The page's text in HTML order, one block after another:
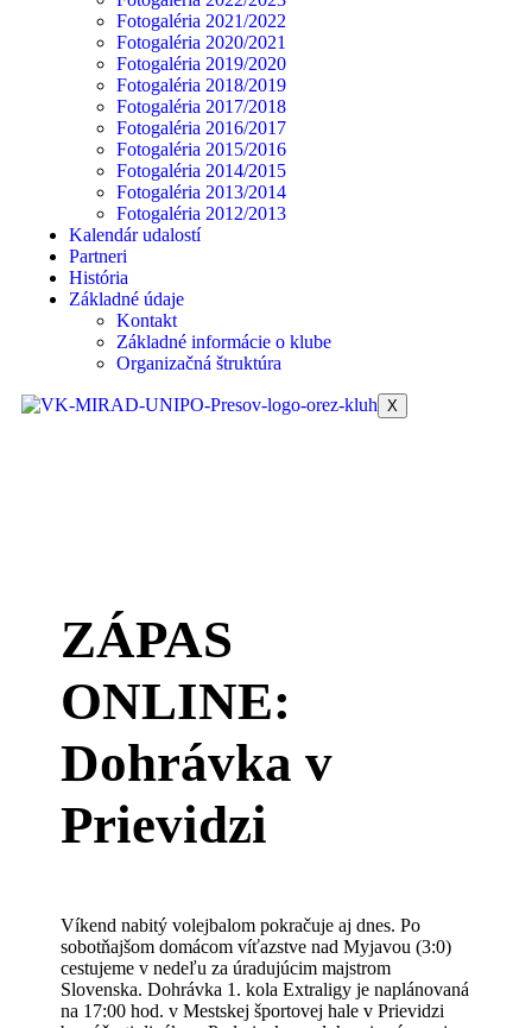
Fotogaléria 2021/2022
Fotogaléria 2020/2021
Fotogaléria 2019/2020
Fotogaléria 2018/2019
Fotogaléria 2017/2018
Fotogaléria 2016/2017
Fotogaléria 2015/2016
Fotogaléria 2014/2015
Fotogaléria 2013/2014
Fotogaléria 2012/2013
Kalendár udalostí
Partneri
História
Základné údaje
Kontakt
Základné informácie o klube
Organizačná štruktúra
X
ZÁPAS
ONLINE:
Dohrávka v
Prievidzi
Víkend nabitý volejbalom pokračuje aj dnes. Po
sobotňajšom domácom víťazstve nad Myjavou (3:0)
cestujeme v nedeľu za úradujúcim majstrom
Slovenska. Dohrávka 1. kola Extraligy je naplánovaná
na 17:00 hod. v Mestskej športovej hale v Prievidzi